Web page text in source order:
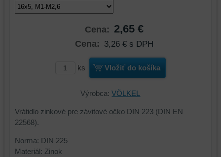
Cena: 2,65 €
Cena: 3,26 € s DPH
ks Vložiť do košíka
Výrobca:VÖLKEL
Vrátidlo zinkové pre závitové očko DIN 223 (DIN EN
22568).
Norma: DIN 225
Materiál: Zinok